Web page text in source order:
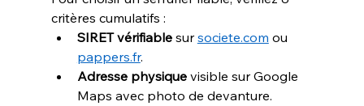
critères cumulatifs :
SIRET vérifiable sur societe.com ou
pappers.fr.
Adresse physique visible sur Google
Maps avec photo de devanture.